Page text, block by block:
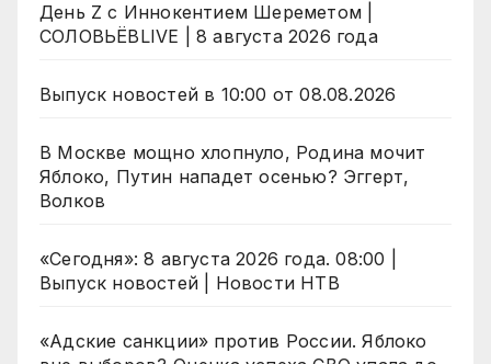
День Z с Иннокентием Шереметом |
СОЛОВЬЁВLIVE | 8 августа 2026 года
Выпуск новостей в 10:00 от 08.08.2026
В Москве мощно хлопнуло, Родина мочит
Яблоко, Путин нападет осенью? Эггерт,
Волков
«Сегодня»: 8 августа 2026 года. 08:00 |
Выпуск новостей | Новости НТВ
«Адские санкции» против России. Яблоко